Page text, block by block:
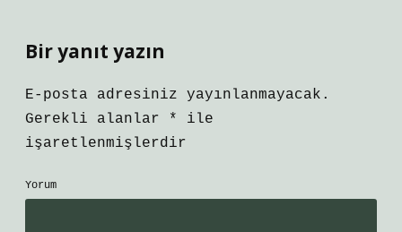
Bir yanıt yazın
E-posta adresiniz yayınlanmayacak.
Gerekli alanlar
*
ile
işaretlenmişlerdir
Yorum